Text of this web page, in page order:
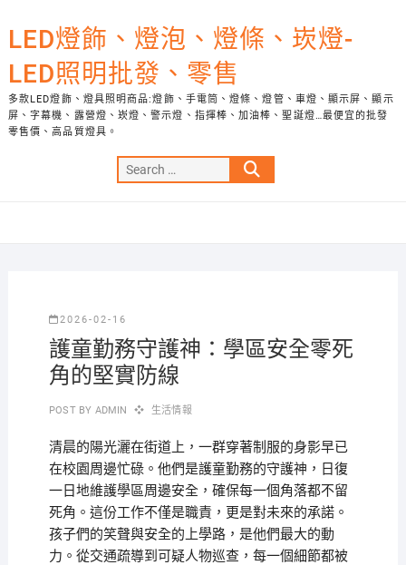
to
content
LED燈飾、燈泡、燈條、崁燈-
LED照明批發、零售
多款LED燈飾、燈具照明商品:燈飾、手電筒、燈條、燈管、車燈、顯示屏、顯示
屏、字幕機、露營燈、崁燈、警示燈、指揮棒、加油棒、聖誕燈…最便宜的批發
零售價、高品質燈具。
Search
…
2026-02-16
護童勤務守護神：學區安全零死
角的堅實防線
POST BY ADMIN 生活情報
清晨的陽光灑在街道上，一群穿著制服的身影早已
在校園周邊忙碌。他們是護童勤務的守護神，日復
一日地維護學區周邊安全，確保每一個角落都不留
死角。這份工作不僅是職責，更是對未來的承諾。
孩子們的笑聲與安全的上學路，是他們最大的動
力。從交通疏導到可疑人物巡查，每一個細節都被